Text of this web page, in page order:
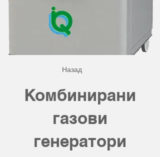
Назад
Комбинирани
газови
генератори